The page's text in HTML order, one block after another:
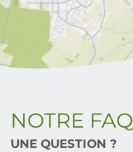
NOTRE FAQ
UNE QUESTION ?